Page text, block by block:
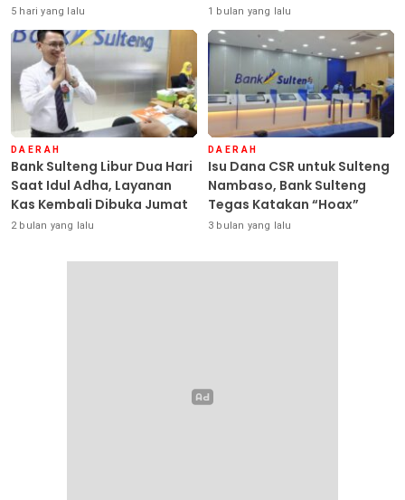
Sulteng Siap Ambil Peran
5 hari yang lalu Seluruh Debitur ASN
1 bulan yang lalu
DAERAH
Bank Sulteng Libur Dua Hari
Saat Idul Adha, Layanan
Kas Kembali Dibuka Jumat
2 bulan yang lalu
DAERAH
Isu Dana CSR untuk Sulteng
Nambaso, Bank Sulteng
Tegas Katakan “Hoax”
3 bulan yang lalu